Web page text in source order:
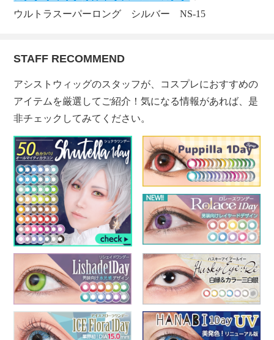
ウルトラスーパーロング シルバー NS-15
STAFF RECOMMEND
アシストウィッグのスタッフが、コスプレにおすすめの
アイテムを厳選してご紹介！気になる情報があれば、是
非チェックしてみてください。